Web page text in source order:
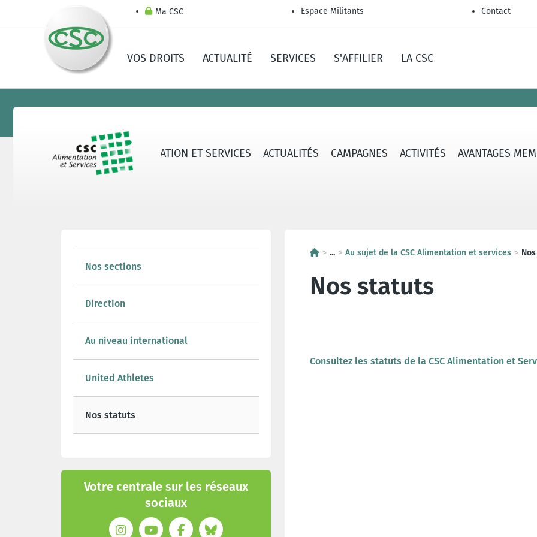
Ma CSC Espace Militants Contact
VOS DROITS ACTUALITÉ SERVICES S'AFFILIER LA CSC
AU SUJET DE LA CSC ALIMENTATION ET SERVICES ACTUALITÉS CAMPAGNES ACTIVITÉS AVANTAGES
Nos sections
Direction
Au niveau international
United Athletes
Nos statuts
Votre centrale sur les réseaux
sociaux
... Au sujet de la CSC Alimentation et services
Nos statuts
Consultez les statuts de la CSC Alimentation et